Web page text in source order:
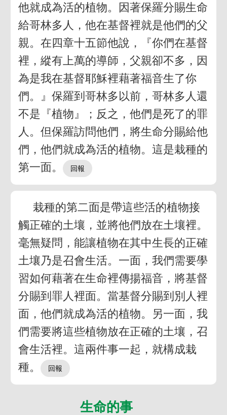
他就成為活的植物。因著保羅分賜生命
給哥林多人，他在基督裡就是他們的父
親。在四章十五節他說，『你們在基督
裡，縱有上萬的導師，父親卻不多，因
為是我在基督耶穌裡藉著福音生了你
們。』保羅到哥林多以前，哥林多人還
不是『植物』；反之，他們是死了的罪
人。但保羅訪問他們，將生命分賜給他
們，他們就成為活的植物。這是栽種的
第一面。
栽種的第二面是帶這些活的植物接
觸正確的土壤，並將他們放在土壤裡。
毫無疑問，能讓植物在其中生長的正確
土壤乃是召會生活。一面，我們需要學
習如何藉著在生命裡傳揚福音，將基督
分賜到罪人裡面。當基督分賜到別人裡
面，他們就成為活的植物。另一面，我
們需要將這些植物放在正確的土壤，召
會生活裡。這兩件事一起，就構成栽
種。
生命的事